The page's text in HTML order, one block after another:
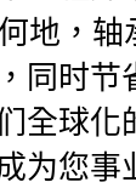
地，轴
同时节
全球化
为您事